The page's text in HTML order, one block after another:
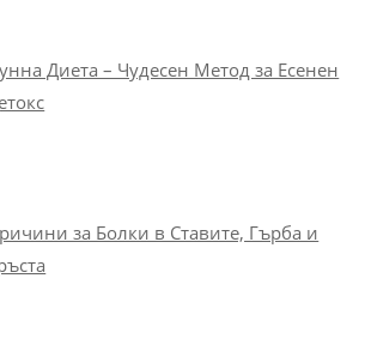
Диета – Чудесен Метод за Есенен
за Болки в Ставите, Гърба и